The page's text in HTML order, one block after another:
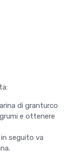
di granturco
e ottenere
seguito va